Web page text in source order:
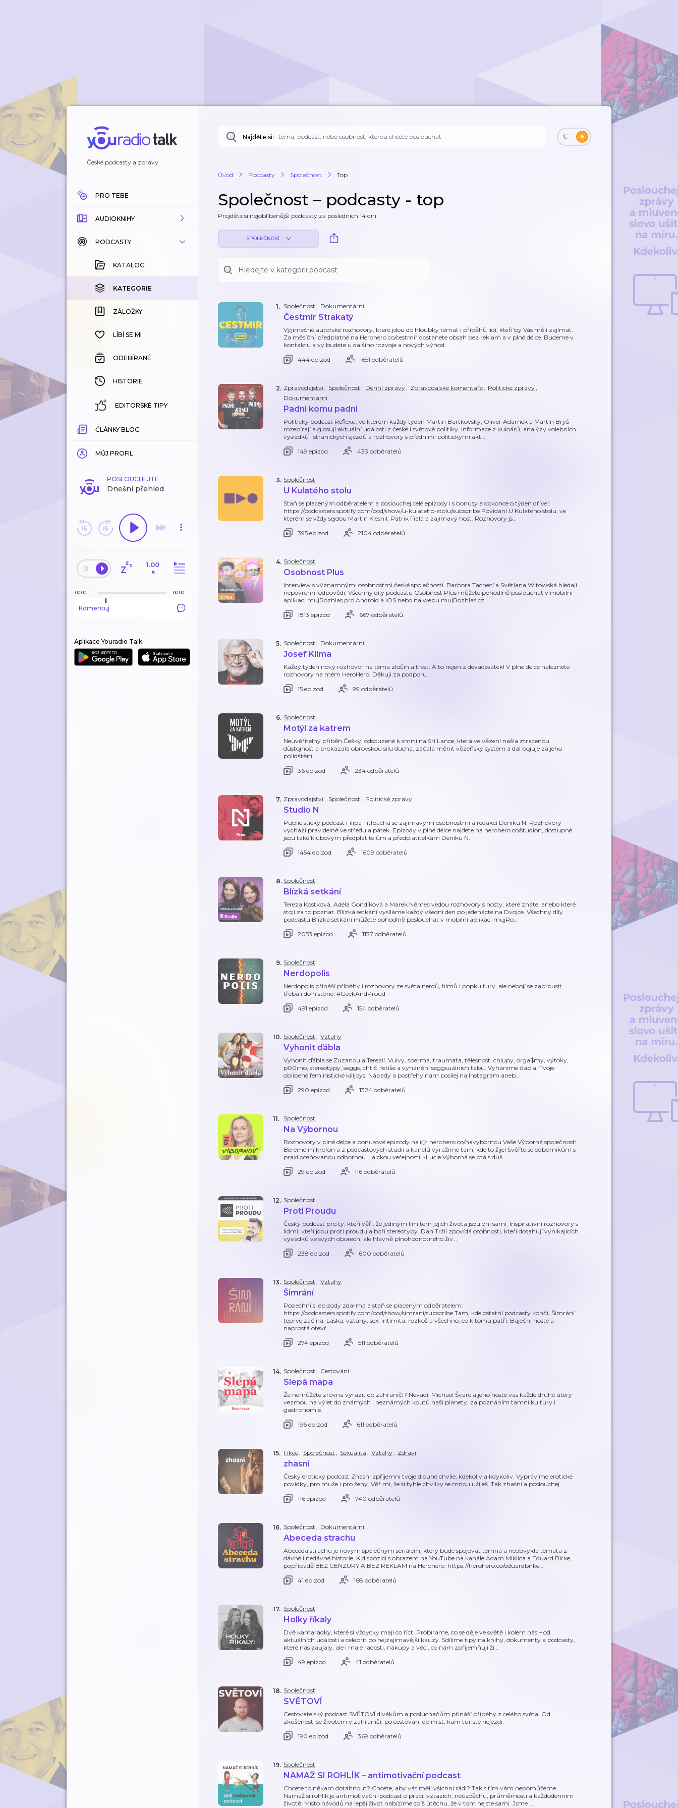
České podcasty a zprávy
PRO TEBE
AUDIOKNIHY
KATALOG
KOUPENÉ
KATEGORIE
ZÁLOŽKY
HISTORIE
PODCASTY
KATALOG
KATEGORIE
ZÁLOŽKY
LÍBÍ SE MI
ODEBÍRANÉ
HISTORIE
EDITORSKÉ TIPY
ČLÁNKY BLOG
MŮJ PROFIL
POSLOUCHEJTE
Dnešní přehled
1.00
×
00:00 00:00
Komentuj
Aplikace Youradio Talk
Najděte si:
Úvod Podcasty Společnost Top
Společnost – podcasty - top
Projděte si nejoblíbenější podcasty za posledních 14 dní
SPOLEČNOST
Společnost , Dokumentární
Čestmír Strakatý
Výjimečné autorské rozhovory, které jdou do hloubky témat i příběhů lidí, kteří by Vás měli zajímat.
Za měsíční předplatné na Herohero.co/cestmir dostanete obsah bez reklam a v plné délce. Budeme v
kontaktu a vy budete u dalšího rozvoje a nových výhod.
444 epizod
1651 odběratelů
1.
Zpravodajství, Společnost , Denní zprávy, Zpravodajské komentáře, Politické zprávy,
Dokumentární
Padni komu padni
Politický podcast Reflexu, ve kterém každý týden Martin Bartkovský, Oliver Adámek a Martin Bryś
rozebírají a glosují aktuální události z české i světové politiky. Informace z kuloárů, analýzy volebních
výsledků i stranických sjezdů a rozhovory s předními politickými akt…
149 epizod
433 odběratelů
2.
Společnost
U Kulatého stolu
Staň se placeným odběratelem a poslouchej celé epizody i s bonusy a dokonce o týden dříve!:
https://podcasters.spotify.com/pod/show/u-kulateho-stolu/subscribe Povídání U Kulatého stolu, ve
kterém se vždy sejdou Martin Klesnil, Patrik Fiala a zajímavý host. Rozhovory js…
395 epizod
2104 odběratelů
3.
Společnost
Osobnost Plus
Interview s významnými osobnostmi české společnosti. Barbora Tachecí a Světlana Witowská hledají
nepovrchní odpovědi. Všechny díly podcastu Osobnost Plus můžete pohodlně poslouchat v mobilní
aplikaci mujRozhlas pro Android a iOS nebo na webu mujRozhlas.cz.
1813 epizod
667 odběratelů
4.
Společnost , Dokumentární
Josef Klíma
Každý týden nový rozhovor na téma zločin a trest. A to nejen z devadesátek! V plné délce naleznete
rozhovory na mém HeroHero. Děkuji za podporu.
15 epizod
99 odběratelů
5.
Společnost
Motýl za katrem
Neuvěřitelný příběh Češky, odsouzené k smrti na Srí Lance, která ve vězení našla ztracenou
důstojnost a prokázala obrovskou sílu ducha; začala měnit vězeňský systém a dál bojuje za jeho
polidštění.
36 epizod
234 odběratelů
6.
Zpravodajství, Společnost , Politické zprávy
Studio N
Publicistický podcast Filipa Titlbacha se zajímavými osobnostmi a redakcí Deníku N. Rozhovory
vychází pravidelně ve středu a pátek. Epizody v plné délce najdete na herohero.co/studion, dostupné
jsou také klubovým předplatitelům a předplatitelkám Deníku N.
1454 epizod
1609 odběratelů
7.
Společnost
Blízká setkání
Tereza Kostková, Adéla Gondíková a Marek Němec vedou rozhovory s hosty, které znáte, anebo které
stojí za to poznat. Blízká setkání vysíláme každý všední den po jedenácté na Dvojce. Všechny díly
podcastu Blízká setkání můžete pohodlně poslouchat v mobilní aplikaci mujRo…
2053 epizod
1137 odběratelů
8.
Společnost
Nerdopolis
Nerdopolis přináší příběhy i rozhovory ze světa nerdů, filmů i popkultury, ale nebojí se zabrousit
třeba i do historie. #GeekAndProud
491 epizod
154 odběratelů
9.
Společnost , Vztahy
Vyhonit ďábla
Vyhonit ďábla se Zuzanou a Terezií. Vulvy, sperma, traumata, tělesnost, chlupy, orga$my, výtoky,
p00rno, stereotypy, seggs, chtíč, fetiše a vyhánění seggsuálních tabu. Vyháníme ďábla! Tvoje
oblíbené feministické killjoys. Nápady a postřehy nám posílej na Instagram aneb…
290 epizod
1324 odběratelů
10.
Společnost
Na Výbornou
Rozhovory v plné délce a bonusové epizody na 👉 herohero.co/navybornou Vaše Výborná společnost!
Bereme mikrofon a z podcastových studií a kanclů vyrážíme tam, kde to žije! Svěřte se odborníkům s
praxí oceňovanou odbornou i laickou veřejností. -Lucie Výborná se ptá s duš…
29 epizod
116 odběratelů
11.
Společnost
Proti Proudu
Český podcast pro ty, kteří věří, že jediným limitem jejich života jsou oni sami. Inspirativní rozhovory s
lidmi, kteří jdou proti proudu a boří stereotypy. Dan Tržil zpovídá osobnosti, kteří dosahují vynikajících
výsledků ve svých oborech, ale hlavně plnohodnotného živ…
238 epizod
600 odběratelů
12.
Společnost , Vztahy
Šimrání
Poslechni si epizody zdarma a staň se placeným odběratelem:
https://podcasters.spotify.com/pod/show/simrani/subscribe Tam, kde ostatní podcasty končí, Šimrání
teprve začíná. Láska, vztahy, sex, intimita, rozkoš a všechno, co k tomu patří. Báječní hosté a
naprostá otevř…
274 epizod
511 odběratelů
13.
Společnost , Cestování
Slepá mapa
Že nemůžete zrovna vyrazit do zahraničí? Nevadí. Michael Švarc a jeho hosté vás každé druhé úterý
vezmou na výlet do známých i neznámých koutů naší planety, za poznáním tamní kultury i
gastronomie.
196 epizod
611 odběratelů
14.
Fikce, Společnost , Sexualita , Vztahy, Zdraví
zhasni
Český erotický podcast Zhasni zpříjemní tvoje dlouhé chvíle, kdekoliv a kdykoliv. Vyprávíme erotické
povídky, pro muže i pro ženy. Věř mi, že si tyhle chvilky se mnou užiješ. Tak zhasni a poslouchej.
116 epizod
740 odběratelů
15.
Společnost , Dokumentární
Abeceda strachu
Abeceda strachu je novým společným seriálem, který bude spojovat temná a neobvyklá témata z
dávné i nedávné historie. K dispozici s obrazem na YouTube na kanále Adam Miklica a Eduard Birke,
popřípadě BEZ CENZURY A BEZ REKLAM na Herohero. https://herohero.co/eduardbirke…
41 epizod
168 odběratelů
16.
Společnost
Holky říkaly
Dvě kamarádky, které si vždycky mají co říct. Probíráme, co se děje ve světě i kolem nás – od
aktuálních událostí a celebrit po nejzajímavější kauzy. Sdílíme tipy na knihy, dokumenty a podcasty,
které nás zaujaly, ale i malé radosti, nákupy a věci, co nám zpříjemňují ži…
49 epizod
41 odběratelů
17.
Společnost
SVĚTOVÍ
Cestovatelský podcast SVĚTOVÍ divákům a posluchačům přináší příběhy z celého světa. Od
zkušeností se životem v zahraničí, po cestování do míst, kam turisté nejezdí.
190 epizod
369 odběratelů
18.
Společnost
NAMAŽ SI ROHLÍK – antimotivační podcast
Chcete to někam dotáhnout? Chcete, aby vás měli všichni rádi? Tak s tím vám nepomůžeme.
Namaž si rohlík je antimotivační podcast o práci, vztazích, neúspěchu, průměrnosti a každodenním
životě. Místo návodů na lepší život nabízíme spíš útěchu, že v tom nejste sami. Jsme …
19.